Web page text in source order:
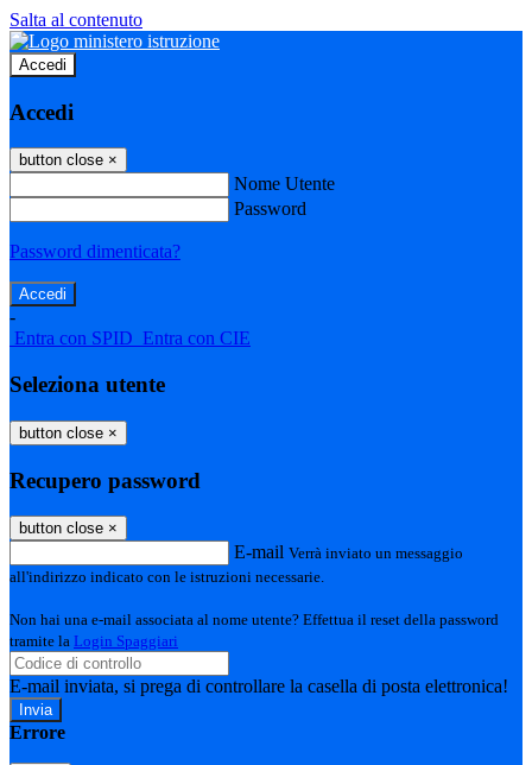
Salta al contenuto
Accedi
Accedi
button close ×
Nome Utente
Password
Password dimenticata?
-
Entra con SPID Entra con CIE
Seleziona utente
button close ×
Recupero password
button close ×
E-mail Verrà inviato un messaggio
all'indirizzo indicato con le istruzioni necessarie.
Non hai una e-mail associata al nome utente? Effettua il reset della password
tramite la Login Spaggiari
E-mail inviata, si prega di controllare la casella di posta elettronica!
Errore